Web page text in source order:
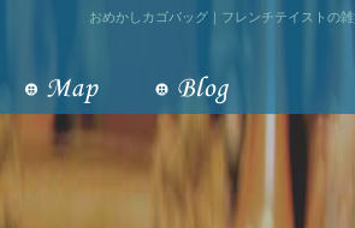
おめかしカゴバッグ｜フレンチテイストの